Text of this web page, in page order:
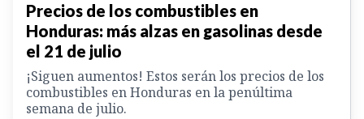
Precios de los combustibles en
Honduras: más alzas en gasolinas desde
el 21 de julio
¡Siguen aumentos! Estos serán los precios de los
combustibles en Honduras en la penúltima
semana de julio.